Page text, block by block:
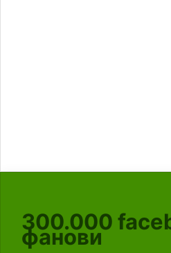
300.000
фанови